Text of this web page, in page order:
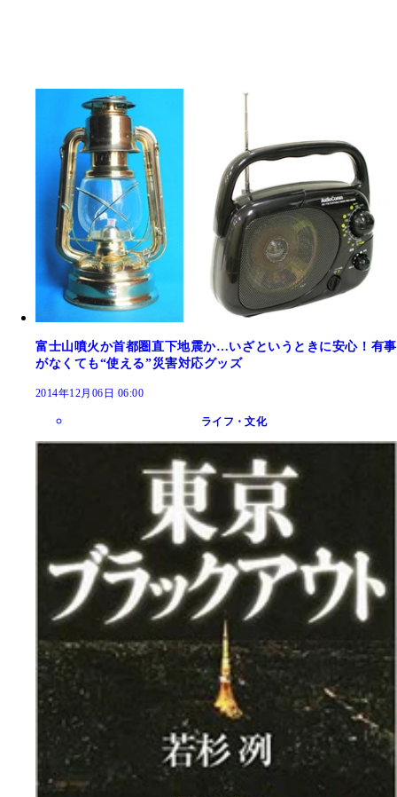
富士山噴火か首都圏直下地震か…いざというときに安心！有事
がなくても“使える”災害対応グッズ
2014年12月06日 06:00
ライフ・文化